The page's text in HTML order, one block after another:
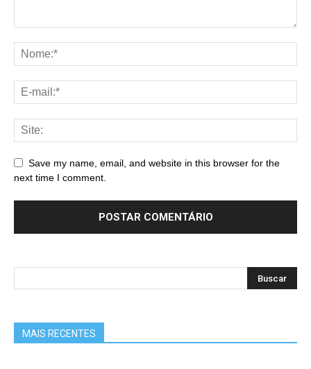
Save my name, email, and website in this browser for the
next time I comment.
MAIS RECENTES